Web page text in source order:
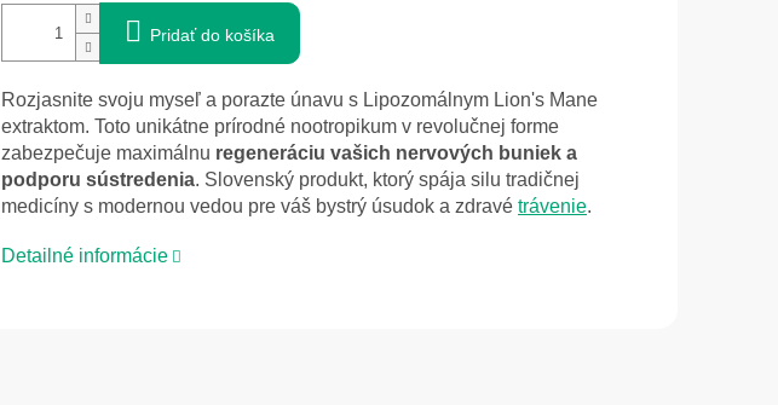
Pridať do košíka
Rozjasnite svoju myseľ a porazte únavu s Lipozomálnym Lion's Mane
extraktom. Toto unikátne prírodné nootropikum v revolučnej forme
zabezpečuje maximálnu regeneráciu vašich nervových buniek a
podporu sústredenia. Slovenský produkt, ktorý spája silu tradičnej
medicíny s modernou vedou pre váš bystrý úsudok a zdravé trávenie.
Detailné informácie